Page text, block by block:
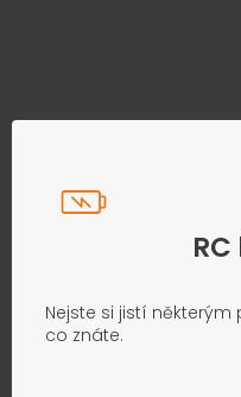
Nejste si jistí
co znáte.